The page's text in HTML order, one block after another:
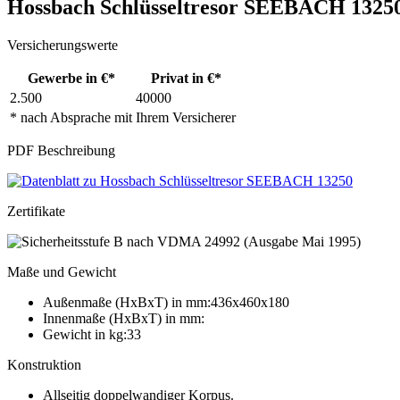
Hossbach Schlüsseltresor SEEBACH
Versicherungswerte
Gewerbe in €* Privat in €*
* nach Absprache mit Ihrem Versicherer
2.500 40000
PDF Beschreibung
Zertifikate
Maße und Gewicht
Außenmaße (HxBxT) in mm:436x460x180
Innenmaße (HxBxT) in mm:
Gewicht in kg:33
Konstruktion
Allseitig doppelwandiger Korpus.